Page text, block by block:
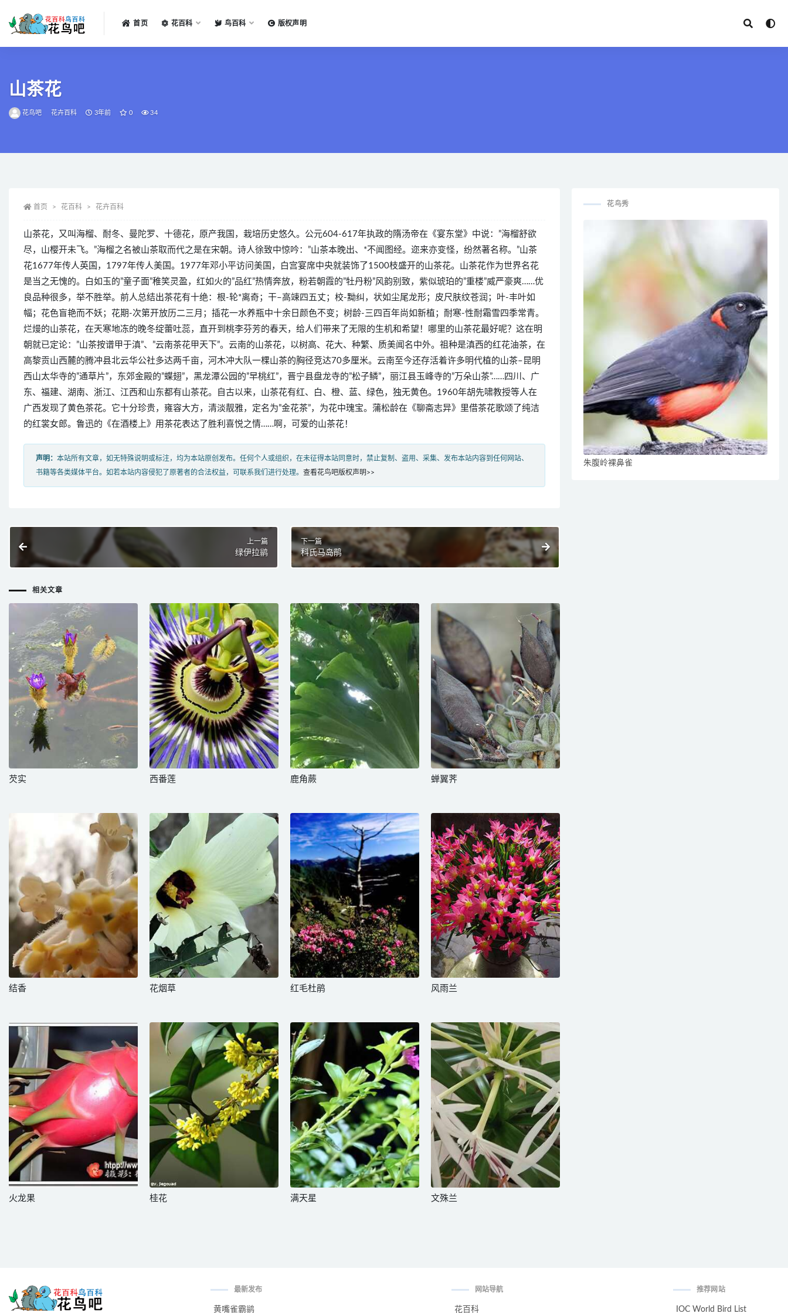
首页 花百科 鸟百科 版权声明
山茶花
花鸟吧 花卉百科 3年前 0 34
首页 花百科 花卉百科
山茶花，又叫海榴、耐冬、曼陀罗、十德花，原产我国，栽培历史悠久。公元604-617年执政的隋汤帝在《宴东堂》中说：”海榴舒欲
尽，山樱开未飞。”海榴之名被山茶取而代之是在宋朝。诗人徐致中惊吟：”山茶本晚出、*不闻图经。迩来亦变怪，纷然著名称。”山茶
花1677年传人英国，1797年传人美国。1977年邓小平访问美国，白宫宴席中央就装饰了1500枝盛开的山茶花。山茶花作为世界名花
是当之无愧的。白如玉的”童子面”稚笑灵盈，红如火的”品红”热情奔放，粉若朝霞的”牡丹粉”风韵别致，紫似琥珀的”重楼”威严豪爽……优
良品种很多，举不胜举。前人总结出茶花有十绝：根-轮*离奇；干–高竦四五丈；校-黝纠，状如尘尾龙形；皮尺肤纹苍润；叶-丰叶如
幅；花色盲艳而不妖；花期-次第开放历二三月；插花一水养瓶中十余日颜色不变；树龄-三四百年尚如新植；耐寒-性耐霜雪四季常青。
烂熳的山茶花，在天寒地冻的晚冬绽蕾吐蕊，直开到桃李芬芳的春天，给人们带来了无限的生机和希望！哪里的山茶花最好呢？这在明
朝就已定论：”山茶按谱甲于滇”、”云南茶花甲天下”。云南的山茶花，以树高、花大、种繁、质美闻名中外。祖种是滇西的红花油茶，在
高黎贡山西麓的腾冲县北云华公社多达两千亩，河木冲大队一棵山茶的胸径竞达70多厘米。云南至今还存活着许多明代植的山茶–昆明
西山太华寺的”通草片”，东郊金殿的”蝶翅”，黑龙潭公园的”早桃红”，晋宁县盘龙寺的”松子鳞”，丽江县玉峰寺的”万朵山茶”……四川、广
东、福建、湖南、浙江、江西和山东都有山茶花。自古以来，山茶花有红、白、橙、蓝、绿色，独无黄色。1960年胡先啸教授等人在
广西发现了黄色茶花。它十分珍贵，雍容大方，清淡靓雅，定名为”金花茶”，为花中瑰宝。蒲松龄在《聊斋志异》里借茶花歌颂了纯洁
的红裳女郎。鲁迅的《在酒楼上》用茶花表达了胜利喜悦之情……啊，可爱的山茶花！
声明： 本站所有文章，如无特殊说明或标注，均为本站原创发布。任何个人或组织，在未征得本站同意时，禁止复制、盗用、采集、发布本站内容到任何网站、
书籍等各类媒体平台。如若本站内容侵犯了原著者的合法权益，可联系我们进行处理。 查看花鸟吧版权声明>>
上一篇
绿伊拉鹟
下一篇
科氏马岛鹃
相关文章
芡实 西番莲 鹿角蕨 蝉翼荠
结香 花烟草 红毛杜鹃 风雨兰
火龙果 桂花 满天星 文殊兰
花鸟秀
朱腹岭裸鼻雀
最新发布
黄嘴雀霸鹟
网站导航
花百科
推荐网站
IOC World Bird List